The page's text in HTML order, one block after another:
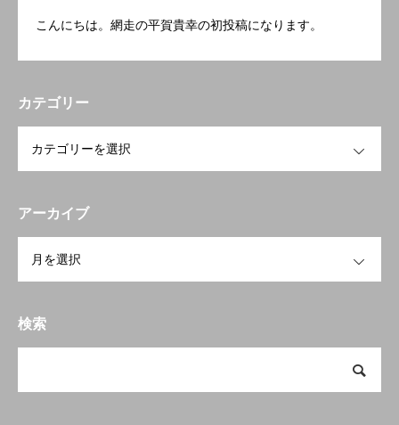
こんにちは。網走の平賀貴幸の初投稿になります。
カテゴリー
アーカイブ
検索